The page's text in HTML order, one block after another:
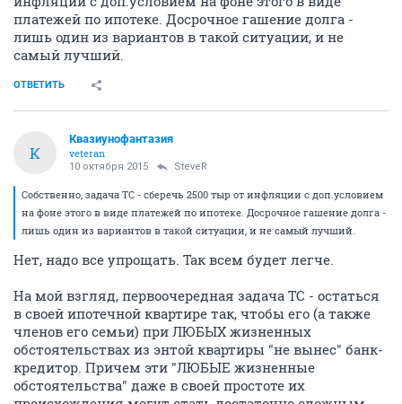
платежей по ипотеке. Досрочное гашение долга -
лишь один из вариантов в такой ситуации, и не
самый лучший.
ОТВЕТИТЬ
К
Квазиунофантазия
veteran
10 октября 2015 SteveR
Собственно, задача ТС - сберечь 2500 тыр от инфляции с доп.условием
на фоне этого в виде платежей по ипотеке. Досрочное гашение долга -
лишь один из вариантов в такой ситуации, и не самый лучший.
Нет, надо все упрощать. Так всем будет легче.
На мой взгляд, первоочередная задача ТС - остаться
в своей ипотечной квартире так, чтобы его (а также
членов его семьи) при ЛЮБЫХ жизненных
обстоятельствах из энтой квартиры "не вынес" банк-
кредитор. Причем эти "ЛЮБЫЕ жизненные
обстоятельства" даже в своей простоте их